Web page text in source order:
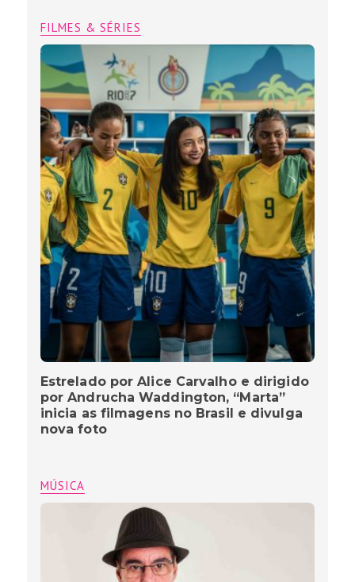
FILMES & SÉRIES
Estrelado por Alice Carvalho e dirigido
por Andrucha Waddington, “Marta”
inicia as filmagens no Brasil e divulga
nova foto
MÚSICA